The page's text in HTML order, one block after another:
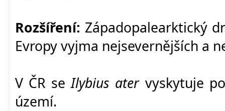
Rozšíření: Západopalearktický
Evropy vyjma nejsevernějších a
V ČR seIlybius atervyskytuje
území.